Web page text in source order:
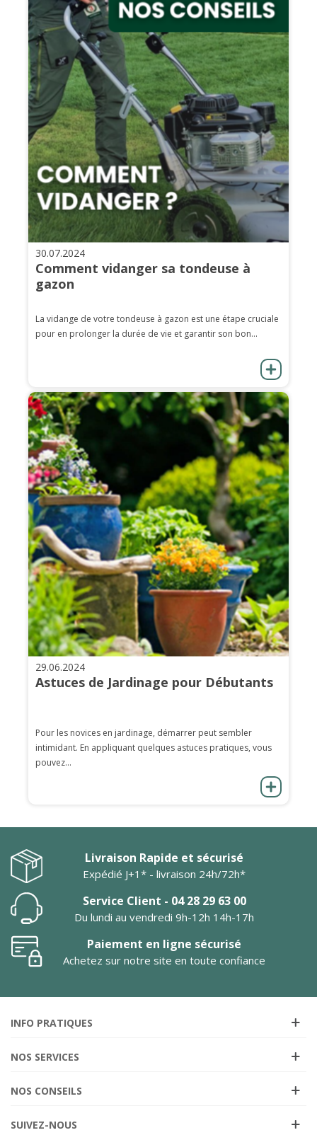
30.07.2024
Comment vidanger sa tondeuse à
gazon
La vidange de votre tondeuse à gazon est une étape cruciale
pour en prolonger la durée de vie et garantir son bon...
29.06.2024
Astuces de Jardinage pour Débutants
Pour les novices en jardinage, démarrer peut sembler
intimidant. En appliquant quelques astuces pratiques, vous
pouvez...
Livraison Rapide et sécurisé
Expédié J+1* - livraison 24h/72h*
Service Client - 04 28 29 63 00
Du lundi au vendredi 9h-12h 14h-17h
Paiement en ligne sécurisé
Achetez sur notre site en toute confiance
INFO PRATIQUES
NOS SERVICES
NOS CONSEILS
SUIVEZ-NOUS